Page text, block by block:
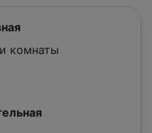
комнаты